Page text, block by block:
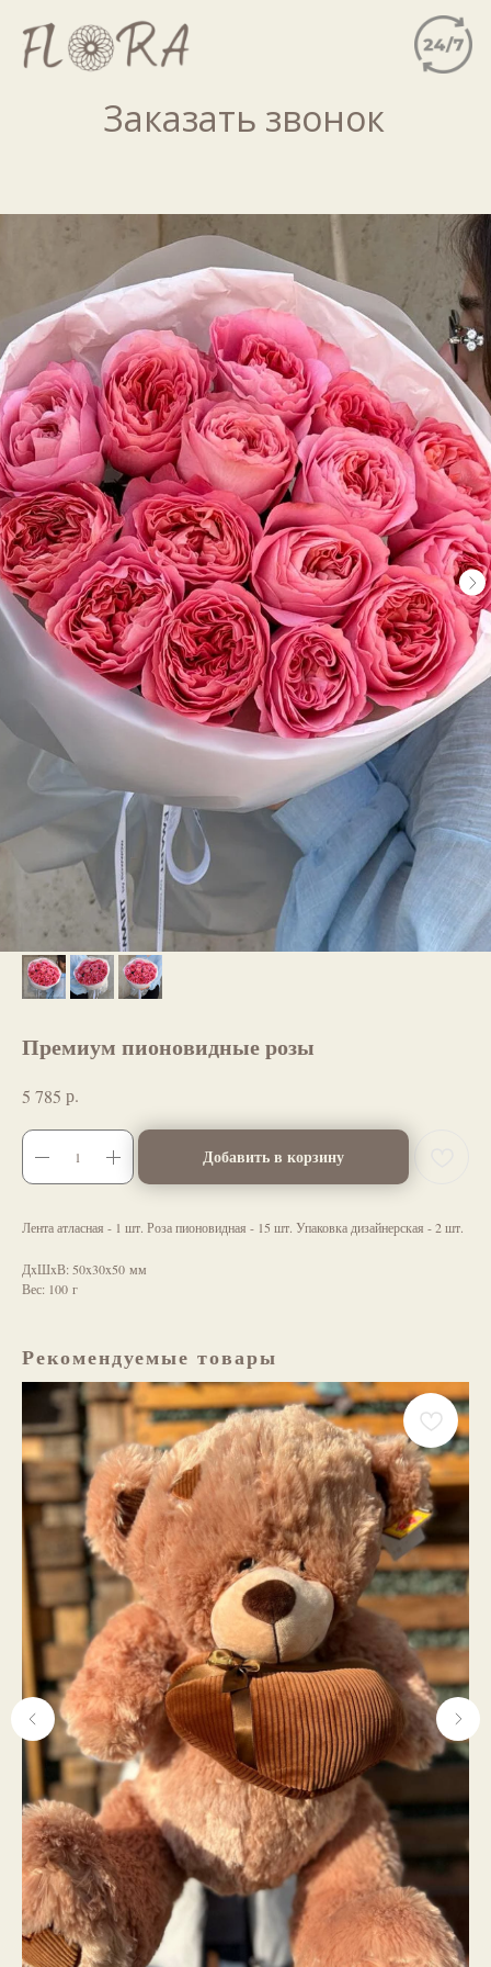
Премиум пионовидные розы
5 785 р.
Добавить в корзину
Лента атласная - 1 шт. Роза пионовидная - 15 шт. Упаковка дизайнерская - 2 шт.
ДxШxВ: 50x30x50 мм
Вес: 100 г
Рекомендуемые товары